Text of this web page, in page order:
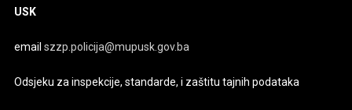
USK
emailszzp.policija@mupusk.gov.ba
Odsjeku za inspekcije, standarde, i zaštitu tajnih podataka